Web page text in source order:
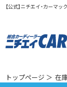
【公式】ニチエイ・カーマッ
トップページ ＞ 在